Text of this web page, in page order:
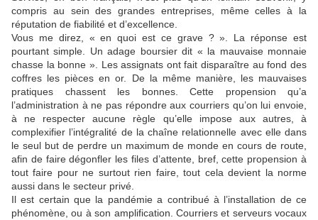
compris au sein des grandes entreprises, même celles à la
réputation de fiabilité et d’excellence.
Vous me direz, « en quoi est ce grave ? ». La réponse est
pourtant simple. Un adage boursier dit « la mauvaise monnaie
chasse la bonne ». Les assignats ont fait disparaître au fond des
coffres les pièces en or. De la même manière, les mauvaises
pratiques chassent les bonnes. Cette propension qu’a
l’administration à ne pas répondre aux courriers qu’on lui envoie,
à ne respecter aucune règle qu’elle impose aux autres, à
complexifier l’intégralité de la chaîne relationnelle avec elle dans
le seul but de perdre un maximum de monde en cours de route,
afin de faire dégonfler les files d’attente, bref, cette propension à
tout faire pour ne surtout rien faire, tout cela devient la norme
aussi dans le secteur privé.
Il est certain que la pandémie a contribué à l’installation de ce
phénomène, ou à son amplification. Courriers et serveurs vocaux